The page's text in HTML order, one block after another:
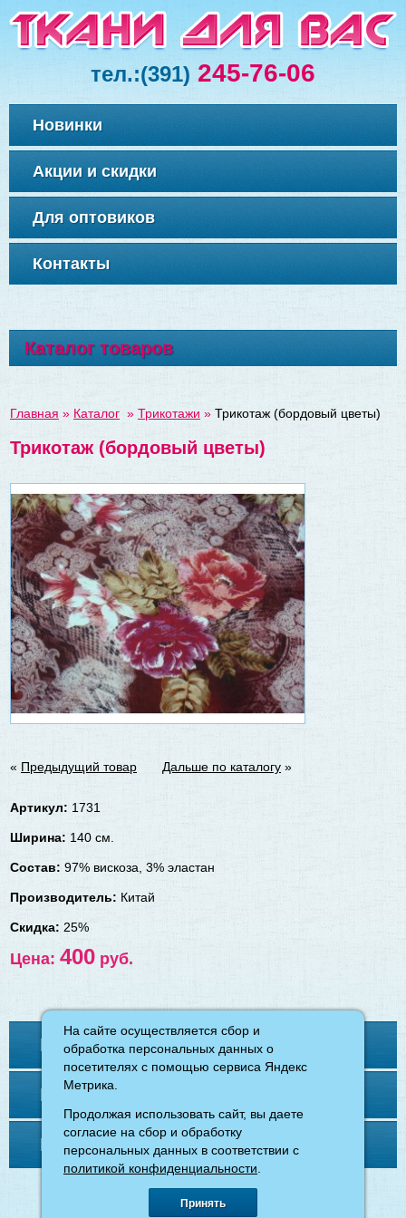
тел.:(391) 245-76-06
Новинки
Акции и скидки
Для оптовиков
Контакты
Каталог товаров
Главная » Каталог » Трикотажи » Трикотаж (бордовый цветы)
Трикотаж (бордовый цветы)
« Предыдущий товар Дальше по каталогу »
Артикул: 1731
Ширина: 140 см.
Состав: 97% вискоза, 3% эластан
Производитель: Китай
Скидка: 25%
Цена: 400 руб.
Контакты
Меню
Напишите нам
магазин «Ткани для вас»
На сайте осуществляется сбор и
обработка персональных данных о
посетителях с помощью сервиса Яндекс
Метрика.
Продолжая использовать сайт, вы даете
согласие на сбор и обработку
персональных данных в соответствии с
политикой конфиденциальности
Принять
На сайте осуществляется сбор и
обработка персональных данных о
посетителях с помощью сервиса Яндекс
Метрика.
Продолжая использовать сайт, вы даете
согласие на сбор и обработку
персональных данных в соответствии с
политикой конфиденциальности
Принять